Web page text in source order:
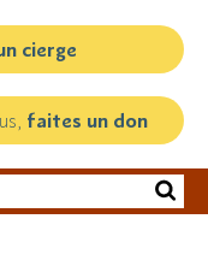
cierge
faites un don